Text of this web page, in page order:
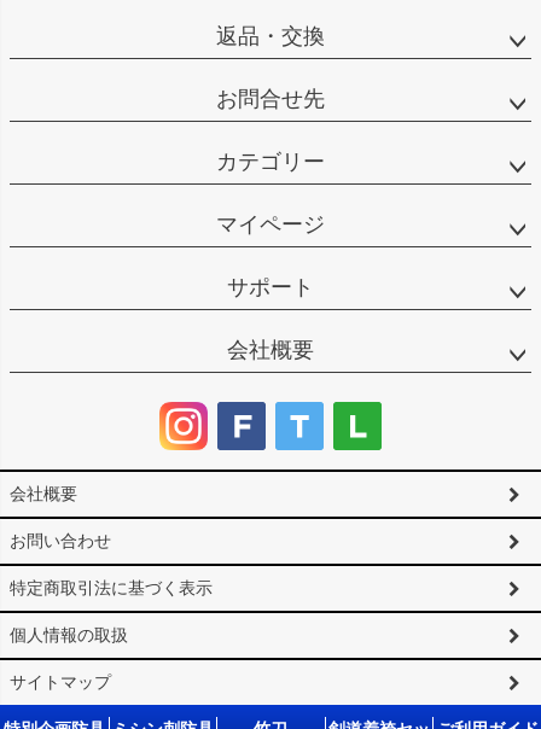
返品・交換
お問合せ先
カテゴリー
マイページ
サポート
会社概要
会社概要
お問い合わせ
特定商取引法に基づく表示
個人情報の取扱
サイトマップ
©2025 剣道防具工房「源」 All Rights reserved.